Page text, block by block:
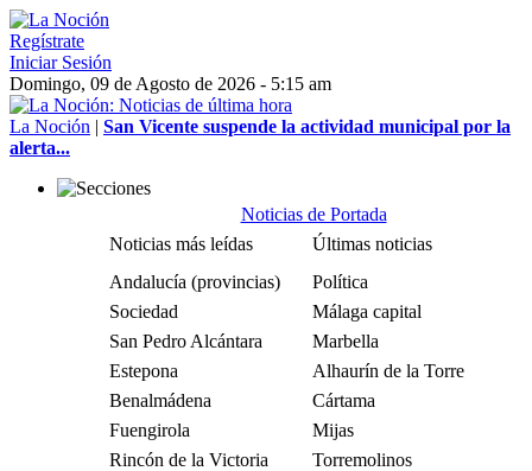
Regístrate
Iniciar Sesión
Domingo, 09 de Agosto de 2026 - 5:15 am
La Noción | San Vicente suspende la actividad municipal por la
alerta...
Noticias de Portada
Noticias más leídas
Últimas noticias
Andalucía (provincias)
Política
Sociedad
Málaga capital
San Pedro Alcántara
Marbella
Estepona
Alhaurín de la Torre
Benalmádena
Cártama
Fuengirola
Mijas
Rincón de la Victoria
Torremolinos